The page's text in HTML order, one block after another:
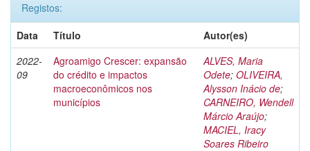
Registos:
Data
Título
Autor(es)
2022-
09
Agroamigo Crescer: expansão
do crédito e impactos
macroeconômicos nos
municípios
ALVES, Maria
Odete; OLIVEIRA,
Alysson Inácio de;
CARNEIRO, Wendell
Márcio Araújo;
MACIEL, Iracy
Soares Ribeiro